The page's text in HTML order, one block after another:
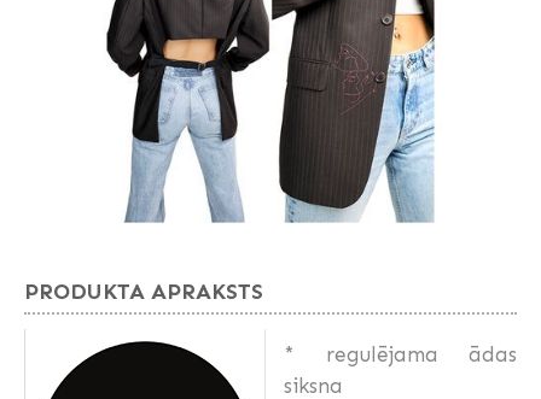
PRODUKTA APRAKSTS
* regulējama ādas
siksna